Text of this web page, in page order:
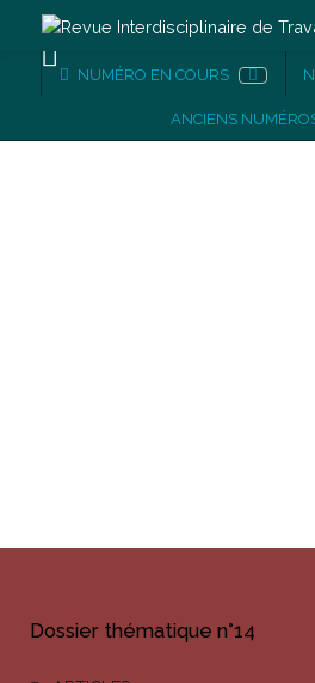
NUMÉRO EN COURS
ANCIENS
Dossier thématique n°14